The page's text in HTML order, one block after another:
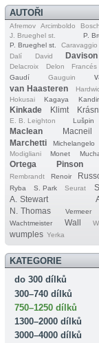
AUTOŘI
Afremov Arcimboldo Bosch
J. Brueghel st.
P.
P. Brueghel st.
Caravaggio
Dalí
David Davison
Delacroix
Delon Francés
Gaudí
Gauguin
van Haasteren
Hokusai
Kagaya
Kinkade Klimt
E. B. Leighton
Lušpin
Maclean Macneil
Marchetti Michelangelo
Modigliani Monet
Ortega Pinson
Rembrandt
Renoir
Ryba S. Park Seurat
A. Stewart
N. Thomas
Vermeer
Wachtmeister
Wall
wumples Yerka
KATEGORIE
do 300 dílků
300–740 dílků
750–1250 dílků
1300–2000 dílků
3000–4000 dílků